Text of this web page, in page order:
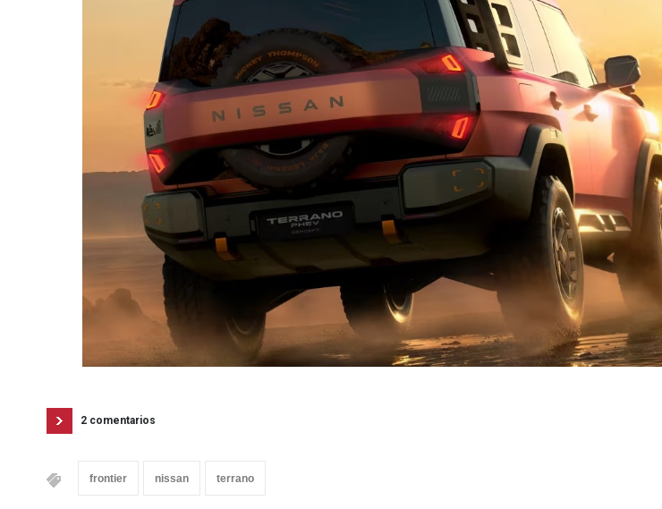
2 comentarios
frontier nissan terrano